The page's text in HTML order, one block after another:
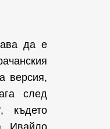
да е
версия,
след
където
Ивайло